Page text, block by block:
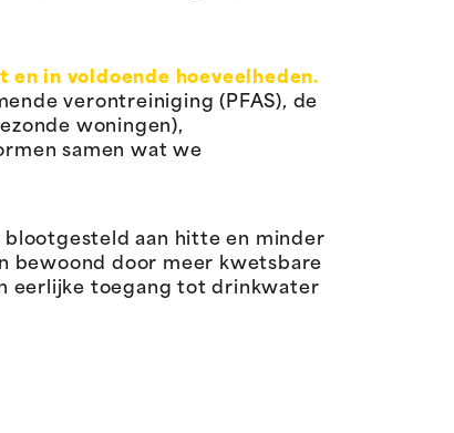
in voldoende hoeveelheden.
verontreiniging (PFAS), de
woningen),
samen wat we
blootgesteld aan hitte en minder
bewoond door meer kwetsbare
eerlijke toegang tot drinkwater